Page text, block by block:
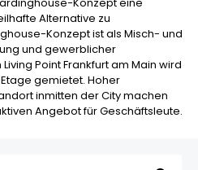
Alternative zu
Konzept ist als Misch- und
und gewerblicher
Point Frankfurt am Main wird
gemietet. Hoher
inmitten der City machen
Angebot für Geschäftsleute.